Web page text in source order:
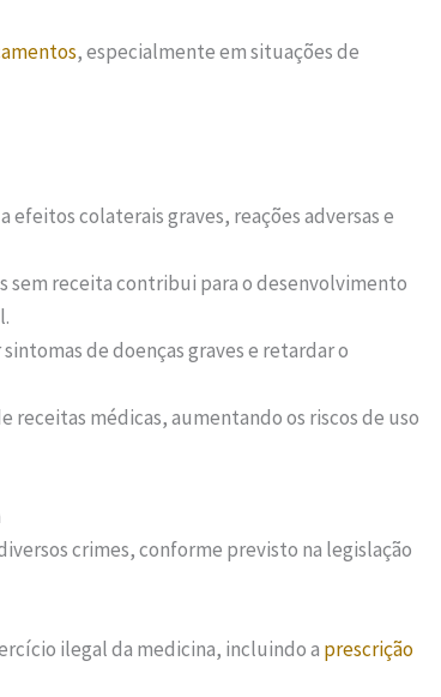
, especialmente em situações de
efeitos colaterais graves, reações adversas e
sem receita contribui para o desenvolvimento
de doenças graves e retardar o
receitas médicas, aumentando os riscos de uso
crimes, conforme previsto na legislação
ilegal da medicina, incluindo a prescrição